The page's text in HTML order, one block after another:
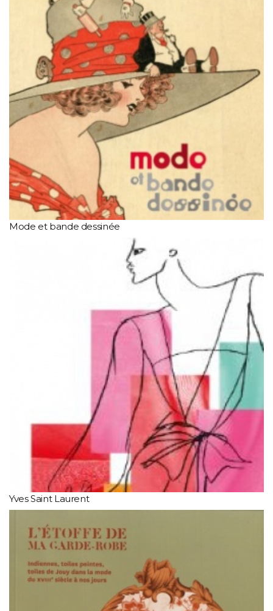
Mode et bande dessinée
Yves Saint Laurent